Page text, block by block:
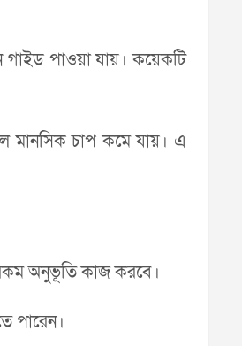
গাইড পাওয়া যায়। কয়েকটি
মানসিক চাপ কমে যায়। এ
অনুভূতি কাজ করবে।
পারেন।